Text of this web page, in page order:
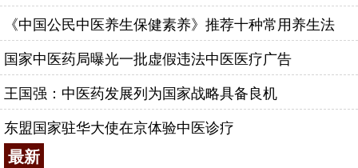
《中国公民中医养生保健素养》推荐十种常用养生法
国家中医药局曝光一批虚假违法中医医疗广告
王国强：中医药发展列为国家战略具备良机
东盟国家驻华大使在京体验中医诊疗
最新